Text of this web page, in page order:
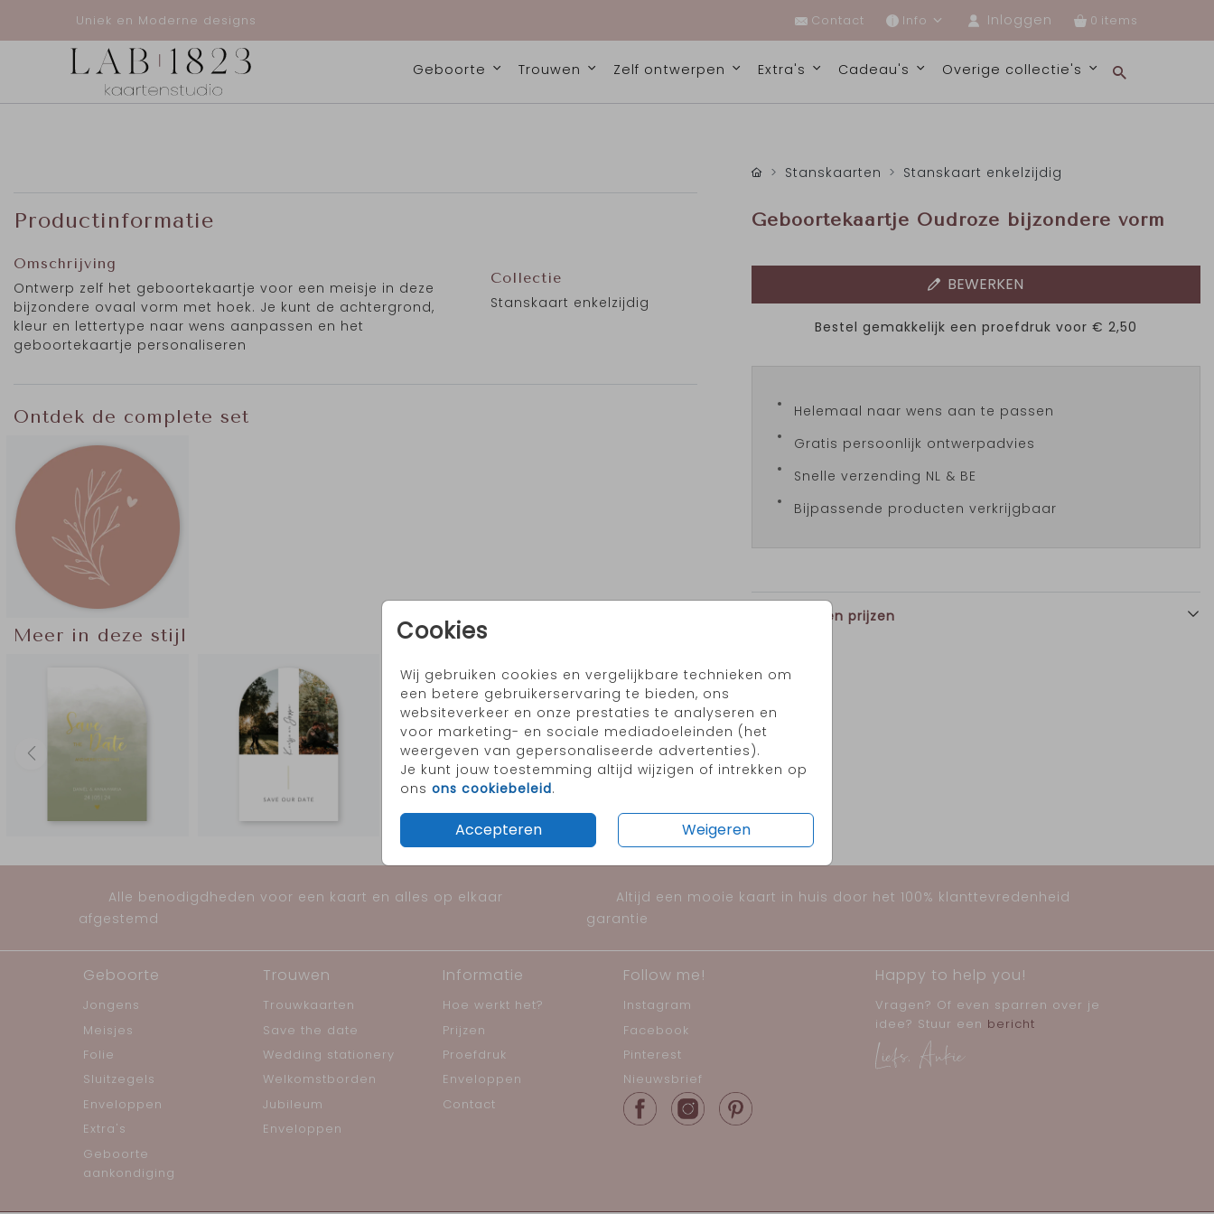
Uniek en Moderne designs Contact Info Inloggen 0
Geboorte Trouwen Zelf ontwerpen Extra's Cadeau's Overige collectie's
Cookies
Wij gebruiken cookies en vergelijkbare technieken om
een betere gebruikerservaring te bieden, ons
websiteverkeer en onze prestaties te analyseren en
voor marketing- en sociale mediadoeleinden (het
weergeven van gepersonaliseerde advertenties).
Je kunt jouw toestemming altijd wijzigen of intrekken op
ons ons cookiebeleid.
Accepteren Weigeren
Productinformatie
Omschrijving
Ontwerp zelf het geboortekaartje voor een meisje in deze
bijzondere ovaal vorm met hoek. Je kunt de achtergrond,
kleur en lettertype naar wens aanpassen en het
geboortekaartje personaliseren
Collectie
Stanskaart enkelzijdig
Ontdek de complete set
Meer in deze stijl
Stanskaarten Stanskaart enkelzijdig
Geboortekaartje Oudroze bijzondere vorm
BEWERKEN
Bestel gemakkelijk een proefdruk voor € 2,50
Helemaal naar wens aan te passen
Gratis persoonlijk ontwerpadvies
Snelle verzending NL & BE
Bijpassende producten verkrijgbaar
Formaten en prijzen
Alle benodigdheden voor een kaart en alles op elkaar
afgestemd
Altijd een mooie kaart in huis door het 100% klanttevredenheid
garantie
Geboorte
Jongens
Meisjes
Folie
Sluitzegels
Enveloppen
Extra's
Geboorte
aankondiging
Trouwen
Trouwkaarten
Save the date
Wedding stationery
Welkomstborden
Jubileum
Enveloppen
Informatie
Hoe werkt het?
Prijzen
Proefdruk
Enveloppen
Contact
Follow me!
Instagram
Facebook
Pinterest
Nieuwsbrief
Happy to help you!
Vragen? Of even sparren over je
idee? Stuur een bericht